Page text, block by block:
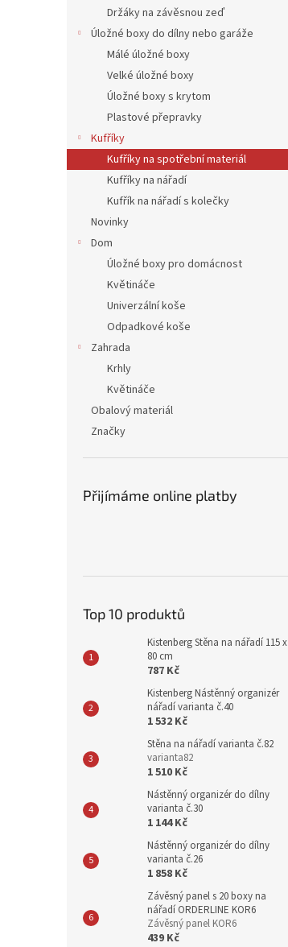
Držáky na závěsnou zeď
Úložné boxy do dílny nebo garáže
Málé úložné boxy
Velké úložné boxy
Úložné boxy s krytom
Plastové přepravky
Kufříky
Kufříky na spotřební materiál
Kufříky na nářadí
Kufřík na nářadí s kolečky
Novinky
Dom
Úložné boxy pro domácnost
Květináče
Univerzální koše
Odpadkové koše
Zahrada
Krhly
Květináče
Obalový materiál
Značky
Přijímáme online platby
Top 10 produktů
Kistenberg Stěna na nářadí 115 x
80 cm
787 Kč
Kistenberg Nástěnný organizér
nářadí varianta č.40
1 532 Kč
Stěna na nářadí varianta č.82
varianta82
1 510 Kč
Nástěnný organizér do dílny
varianta č.30
1 144 Kč
Nástěnný organizér do dílny
varianta č.26
1 858 Kč
Závěsný panel s 20 boxy na
nářadí ORDERLINE KOR6
Závěsný panel KOR6
439 Kč